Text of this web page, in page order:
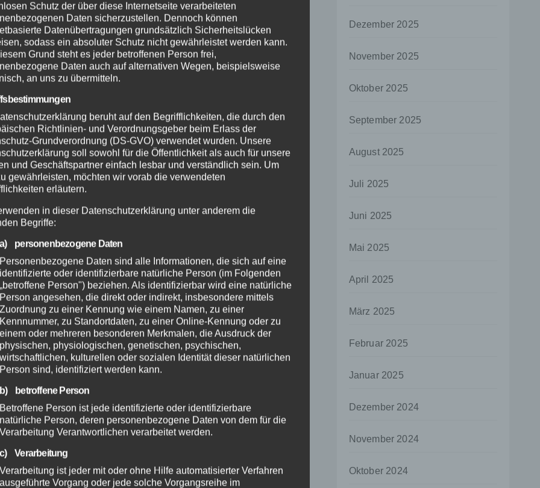
Dezember 2025
November 2025
Oktober 2025
September 2025
August 2025
Juli 2025
Juni 2025
Mai 2025
April 2025
März 2025
Februar 2025
Januar 2025
Dezember 2024
November 2024
Oktober 2024
Schutz der über diese Internetseite verarbeiteten
Daten sicherzustellen. Dennoch können
Datenübertragungen grundsätzlich Sicherheitslücken
sodass ein absoluter Schutz nicht gewährleistet werden kann.
Grund steht es jeder betroffenen Person frei,
Daten auch auf alternativen Wegen, beispielsweise
an uns zu übermitteln.
beruht auf den Begrifflichkeiten, die durch den
Richtlinien- und Verordnungsgeber beim Erlass der
Grundverordnung (DS-GVO) verwendet wurden. Unsere
soll sowohl für die Öffentlichkeit als auch für unsere
und Geschäftspartner einfach lesbar und verständlich sein. Um
gewährleisten, möchten wir vorab die verwendeten
erläutern.
in dieser Datenschutzerklärung unter anderem die
Begriffe:
a) personenbezogene Daten
Personenbezogene Daten sind alle Informationen, die sich auf eine
identifizierte oder identifizierbare natürliche Person (im Folgenden
„betroffene Person") beziehen. Als identifizierbar wird eine natürliche
Person angesehen, die direkt oder indirekt, insbesondere mittels
Zuordnung zu einer Kennung wie einem Namen, zu einer
Kennnummer, zu Standortdaten, zu einer Online-Kennung oder zu
einem oder mehreren besonderen Merkmalen, die Ausdruck der
physischen, physiologischen, genetischen, psychischen,
wirtschaftlichen, kulturellen oder sozialen Identität dieser natürlichen
Person sind, identifiziert werden kann.
b) betroffene Person
Betroffene Person ist jede identifizierte oder identifizierbare
natürliche Person, deren personenbezogene Daten von dem für die
Verarbeitung Verantwortlichen verarbeitet werden.
c) Verarbeitung
Verarbeitung ist jeder mit oder ohne Hilfe automatisierter Verfahren
ausgeführte Vorgang oder jede solche Vorgangsreihe im